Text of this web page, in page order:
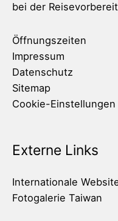
bei der
Öffnungszeiten
Impressum
Datenschutz
Sitemap
Cookie-Einstellungen
Externe Links
Internationale
Fotogalerie Taiwan